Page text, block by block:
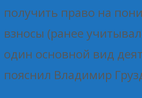
получить право на
взносы (ранее
один основной вид
пояснил Владимир